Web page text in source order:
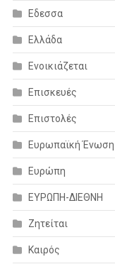
Εδεσσα
Ελλάδα
Ενοικιάζεται
Επισκευές
Επιστολές
Ευρωπαϊκή Ένωση
Ευρώπη
ΕΥΡΩΠΗ-ΔΙΕΘΝΗ
Ζητείται
Καιρός